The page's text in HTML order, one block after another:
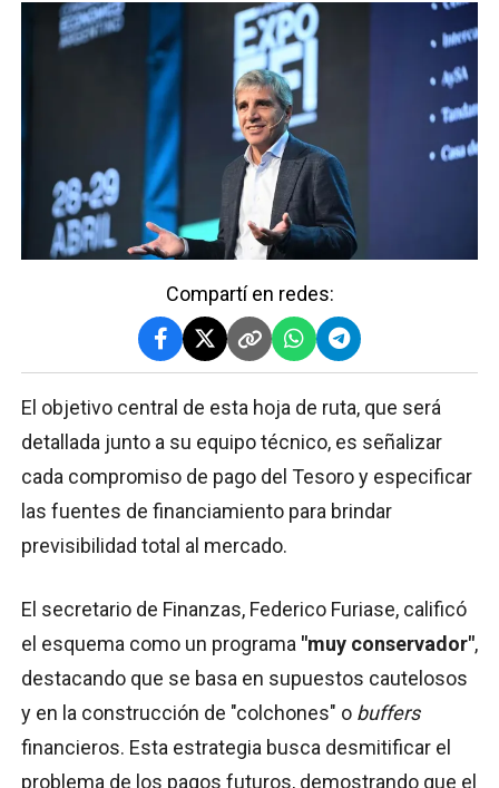
Compartí en redes:
El objetivo central de esta hoja de ruta, que será
detallada junto a su equipo técnico, es señalizar
cada compromiso de pago del Tesoro y especificar
las fuentes de financiamiento para brindar
previsibilidad total al mercado.
El secretario de Finanzas, Federico Furiase, calificó
el esquema como un programa "muy conservador",
destacando que se basa en supuestos cautelosos
y en la construcción de "colchones" o buffers
financieros. Esta estrategia busca desmitificar el
problema de los pagos futuros, demostrando que el